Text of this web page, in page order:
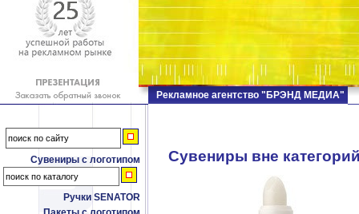
Сувениры с логотипом
Ручки SENATOR
Рекламное агентство "БРЭНД МЕДИА"
Сувениры вне